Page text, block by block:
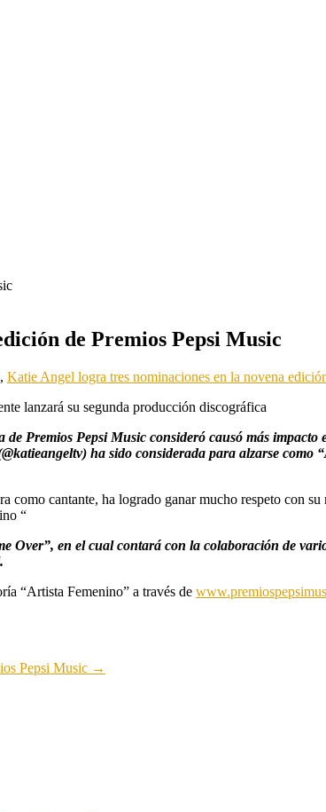
de Premios Pepsi Music
, Katie Angel logra tres nominaciones en la novena
lanzará su segunda producción discográfica
Premios Pepsi Music consideró causó más
ha sido considerada para alzarse
como cantante, ha logrado ganar mucho respeto con
“
en el cual contará con la colaboración de
“Artista Femenino” a través de
Pepsi Music →